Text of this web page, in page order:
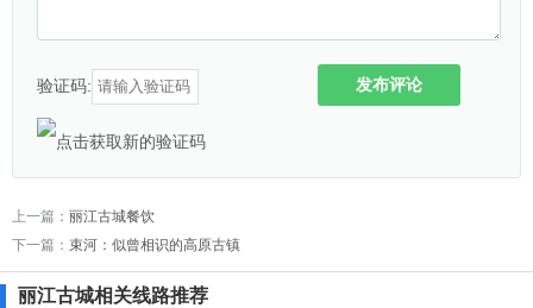
验证码: 发布评论
上一篇： 丽江古城餐饮
下一篇： 束河：似曾相识的高原古镇
丽江古城相关线路推荐